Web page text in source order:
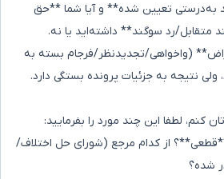
به‌درستی تعیین شده** و آیا شما **حق
رد سوگند** داشته‌اید یا نه.
(واخواهی/تجدیدنظر/فرجام بسته به
ولی نتیجه به جزئیات پرونده بستگی دارد.
کنم، لطفا این چند مورد را بفرمایید:
از کدام مرجع (شورای حل اختلاف/
شده؟